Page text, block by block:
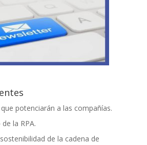
potenciarán a las compañías.
la RPA.
de la cadena de